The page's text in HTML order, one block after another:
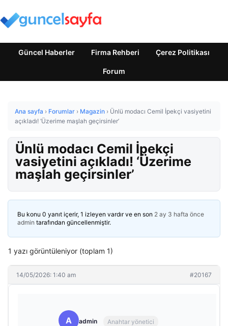
Güncel Haberler Firma Rehberi Çerez Politikası
Forum
Ana sayfa › Forumlar › Magazin › Ünlü modacı Cemil İpekçi vasiyetini
açıkladı! ‘Üzerime maşlah geçirsinler’
Ünlü modacı Cemil İpekçi
vasiyetini açıkladı! ‘Üzerime
maşlah geçirsinler’
Bu konu 0 yanıt içerir, 1 izleyen vardır ve en son 2 ay 3 hafta önce
admin tarafından güncellenmiştir.
1 yazı görüntüleniyor (toplam 1)
14/05/2026: 1:40 am #20167
A admin Anahtar yönetici